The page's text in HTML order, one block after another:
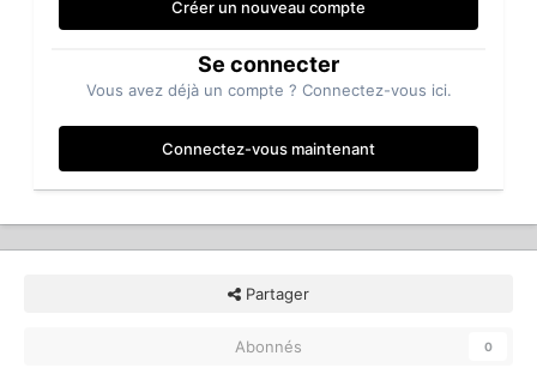
Créer un nouveau compte
Se connecter
Vous avez déjà un compte ? Connectez-vous ici.
Connectez-vous maintenant
Partager
Abonnés 0